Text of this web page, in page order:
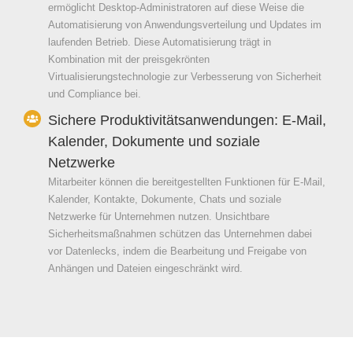
ermöglicht Desktop-Administratoren auf diese Weise die
Automatisierung von Anwendungsverteilung und Updates im
laufenden Betrieb. Diese Automatisierung trägt in
Kombination mit der preisgekrönten
Virtualisierungstechnologie zur Verbesserung von Sicherheit
und Compliance bei.
Sichere Produktivitätsanwendungen: E-Mail,
Kalender, Dokumente und soziale
Netzwerke
Mitarbeiter können die bereitgestellten Funktionen für E-Mail,
Kalender, Kontakte, Dokumente, Chats und soziale
Netzwerke für Unternehmen nutzen. Unsichtbare
Sicherheitsmaßnahmen schützen das Unternehmen dabei
vor Datenlecks, indem die Bearbeitung und Freigabe von
Anhängen und Dateien eingeschränkt wird.